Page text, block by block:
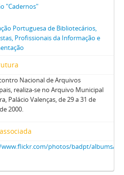
"Cadernos"
Portuguesa de Bibliotecários,
Profissionais da Informação e
Nacional de Arquivos
realiza-se no Arquivo Municipal
Palácio Valenças, de 29 a 31 de
2000.
photos/badpt/albums/